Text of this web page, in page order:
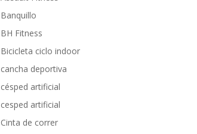
Banquillo
BH Fitness
Bicicleta ciclo indoor
cancha deportiva
césped artificial
cesped artificial
Cinta de correr